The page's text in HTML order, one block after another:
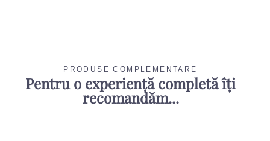
PRODUSE COMPLEMENTARE
Pentru o experiență completă îți
recomandăm...